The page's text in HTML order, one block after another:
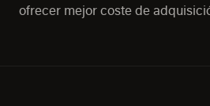
ofrecer mejor coste de